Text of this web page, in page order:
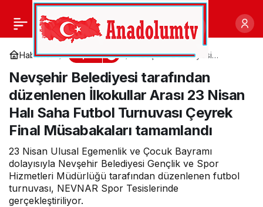
Haberler Spor
Nevşehir Belediyesi
İlkokullar Arası 23 Nisan Halı
Saha Futbol Turnuvası
Çeyrek Final Müsabakaları
Nevşehir Belediyesi tarafından
düzenlenen İlkokullar Arası 23 Nisan
Halı Saha Futbol Turnuvası Çeyrek
Final Müsabakaları tamamlandı
23 Nisan Ulusal Egemenlik ve Çocuk Bayramı
dolayısıyla Nevşehir Belediyesi Gençlik ve Spor
Hizmetleri Müdürlüğü tarafından düzenlenen futbol
turnuvası, NEVNAR Spor Tesislerinde
gerçekleştiriliyor.
Corendon Tennis Club
Kemer açıldı
Paylaş